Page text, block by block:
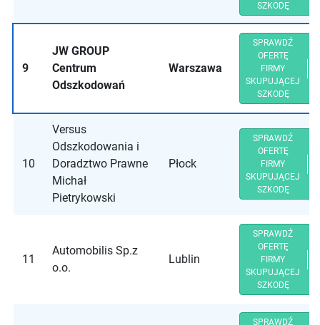
SZKODĘ
9
JW GROUP
Centrum
Odszkodowań
Warszawa
SPRAWDŹ
OFERTĘ
FIRMY
SKUPUJĄCEJ
SZKODĘ
10
Versus
Odszkodowania i
Doradztwo Prawne
Michał
Pietrykowski
Płock
SPRAWDŹ
OFERTĘ
FIRMY
SKUPUJĄCEJ
SZKODĘ
11
Automobilis Sp.z
o.o.
Lublin
SPRAWDŹ
OFERTĘ
FIRMY
SKUPUJĄCEJ
SZKODĘ
SPRAWDŹ